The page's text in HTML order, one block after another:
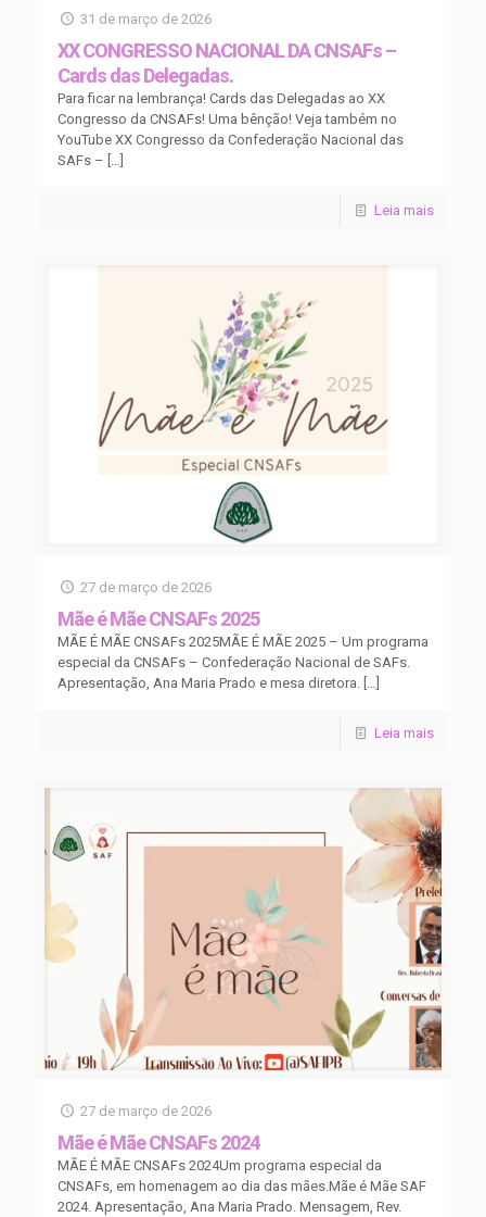
31 de março de 2026
XX CONGRESSO NACIONAL DA CNSAFs –
Cards das Delegadas.
Para ficar na lembrança! Cards das Delegadas ao XX
Congresso da CNSAFs! Uma bênção! Veja também no
YouTube XX Congresso da Confederação Nacional das
SAFs – […]
Leia mais
27 de março de 2026
Mãe é Mãe CNSAFs 2025
MÃE É MÃE CNSAFs 2025MÃE É MÃE 2025 – Um programa
especial da CNSAFs – Confederação Nacional de SAFs.
Apresentação, Ana Maria Prado e mesa diretora. […]
Leia mais
27 de março de 2026
Mãe é Mãe CNSAFs 2024
MÃE É MÃE CNSAFs 2024Um programa especial da
CNSAFs, em homenagem ao dia das mães.Mãe é Mãe SAF
2024. Apresentação, Ana Maria Prado. Mensagem, Rev.